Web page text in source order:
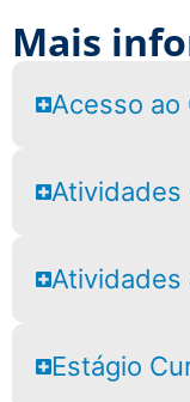
Mais
Acesso ao
Atividades
Atividades
Estágio